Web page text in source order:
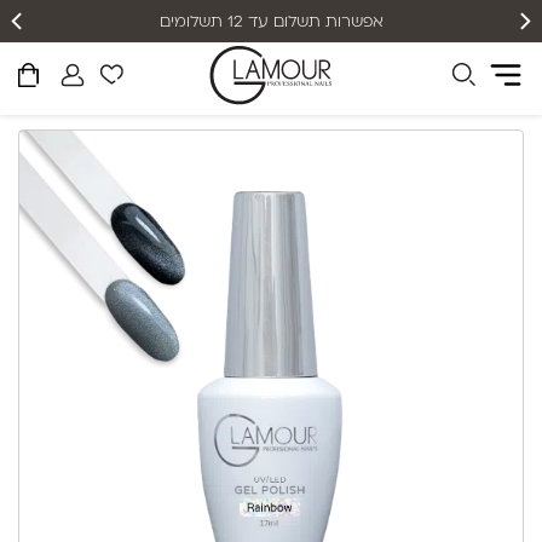
אפשרות תשלום עד 12 תשלומים